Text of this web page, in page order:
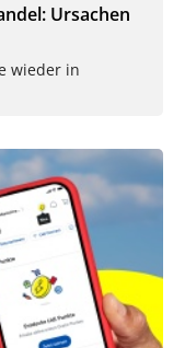
Ursachen
wieder in